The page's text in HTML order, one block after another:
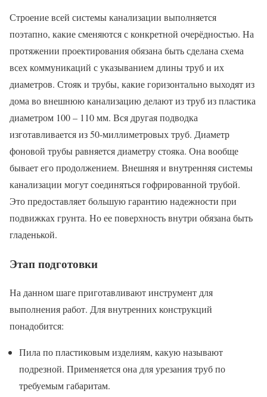
Строение всей системы канализации выполняется
поэтапно, какие сменяются с конкретной очерёдностью. На
протяжении проектирования обязана быть сделана схема
всех коммуникаций с указыванием длины труб и их
диаметров. Стояк и трубы, какие горизонтально выходят из
дома во внешнюю канализацию делают из труб из пластика
диаметром 100 – 110 мм. Вся другая подводка
изготавливается из 50-миллиметровых труб. Диаметр
фоновой трубы равняется диаметру стояка. Она вообще
бывает его продолжением. Внешняя и внутренняя системы
канализации могут соединяться гофрированной трубой.
Это предоставляет большую гарантию надежности при
подвижках грунта. Но ее поверхность внутри обязана быть
гладенькой.
Этап подготовки
На данном шаге приготавливают инструмент для
выполнения работ. Для внутренних конструкций
понадобится:
Пила по пластиковым изделиям, какую называют
подрезной. Применяется она для урезания труб по
требуемым габаритам.